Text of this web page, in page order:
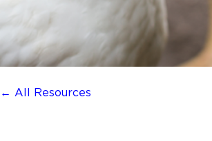
← All Resources